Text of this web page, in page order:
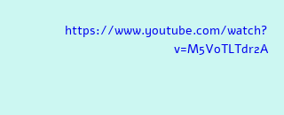
https://www.youtube.com/watch?
v=M5VoTLTdr2A